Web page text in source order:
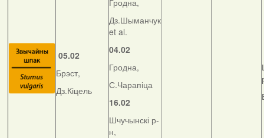
05.02
Брэст,
Дз.Кіцель
Гродна,
Дз.Шыманчук
et al.
04.02
Гродна,
С.Чарапіца
16.02
Шчучынскі р-
н,